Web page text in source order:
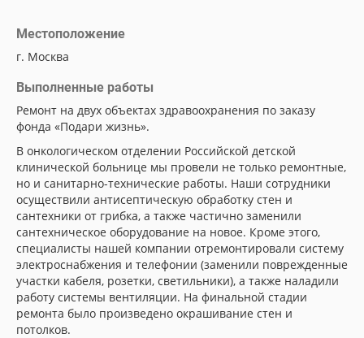
Местоположение
г. Москва
Выполненные работы
Ремонт на двух объектах здравоохранения по заказу
фонда «Подари жизнь».
В онкологическом отделении Российской детской
клинической больнице мы провели не только ремонтные,
но и санитарно-технические работы. Наши сотрудники
осуществили антисептическую обработку стен и
сантехники от грибка, а также частично заменили
сантехническое оборудование на новое. Кроме этого,
специалисты нашей компании отремонтировали систему
электроснабжения и телефонии (заменили поврежденные
участки кабеля, розетки, светильники), а также наладили
работу системы вентиляции. На финальной стадии
ремонта было произведено окрашивание стен и
потолков.